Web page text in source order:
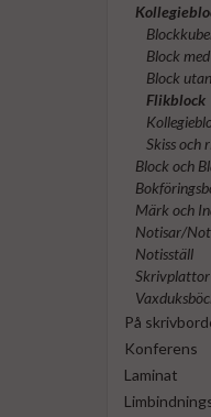
Block
Block
Flikblock
Skiss och
Block och
Märk och
Notisar/
Notisställ
Skrivplattor
På
Konferens
Laminat